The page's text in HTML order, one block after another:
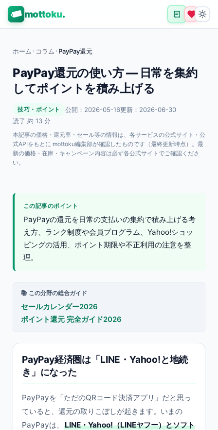
mottoku.
ホーム › コラム › PayPay還元
PayPay還元の使い方 — 日常を集約
してポイントを積み上げる
技巧・ポイント 公開：2026-05-16更新：2026-06-30
読了 約 13 分
本記事の価格・還元率・セール等の情報は、各サービスの公式サイト・公
式APIをもとに mottoku編集部が確認したものです（最終更新時点）。最
新の価格・在庫・キャンペーン内容は必ず各公式サイトでご確認くださ
い。
この記事のポイント
PayPayの還元を日常の支払いの集約で積み上げる考
え方、ランク制度や会員プログラム、Yahoo!ショッ
ピングの活用、ポイント期限や不正利用の注意を整
理。
📚 この分野の総合ガイド
セールカレンダー2026
ポイント還元 完全ガイド2026
PayPay経済圏は「LINE・Yahoo!と地続
き」になった
PayPayを「ただのQRコード決済アプリ」だと思っ
ていると、還元の取りこぼしが起きます。いまの
PayPayは、
LINE・Yahoo!（LINEヤフー）とソフト